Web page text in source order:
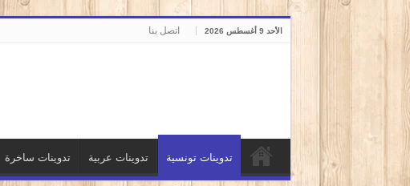
الأحد 9 أغسطس 2026 اتصل بنا
تدوينات تونسية تدوينات عربية تدوينات ساخرة